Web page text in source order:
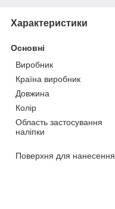
Характеристики
Основні
Виробник
Країна виробник
Довжина
Колір
Область застосування
наліпки
Поверхня для нанесення